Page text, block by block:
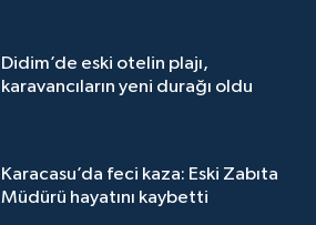
Didim’de eski otelin plajı,
karavancıların yeni durağı oldu
Karacasu’da feci kaza: Eski Zabıta
Müdürü hayatını kaybetti